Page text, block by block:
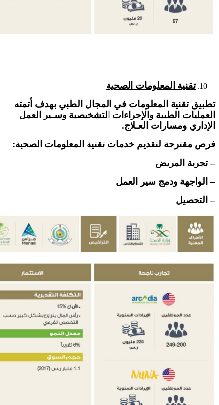
تقنية المعلومات الصحية
تطبيق تقنية المعلومات في المجال الطبي بهدف أتمته
العمليات الطبية والإجراءات التشخيصية وسـير العمل
الإداري ومسارات العـلاج.
فرص مقترحة لتقديم خدمات تقنية المعلومات الصحية:
– تجربة المريض
– الواجهة ودمج سير العمل
– التحصيل